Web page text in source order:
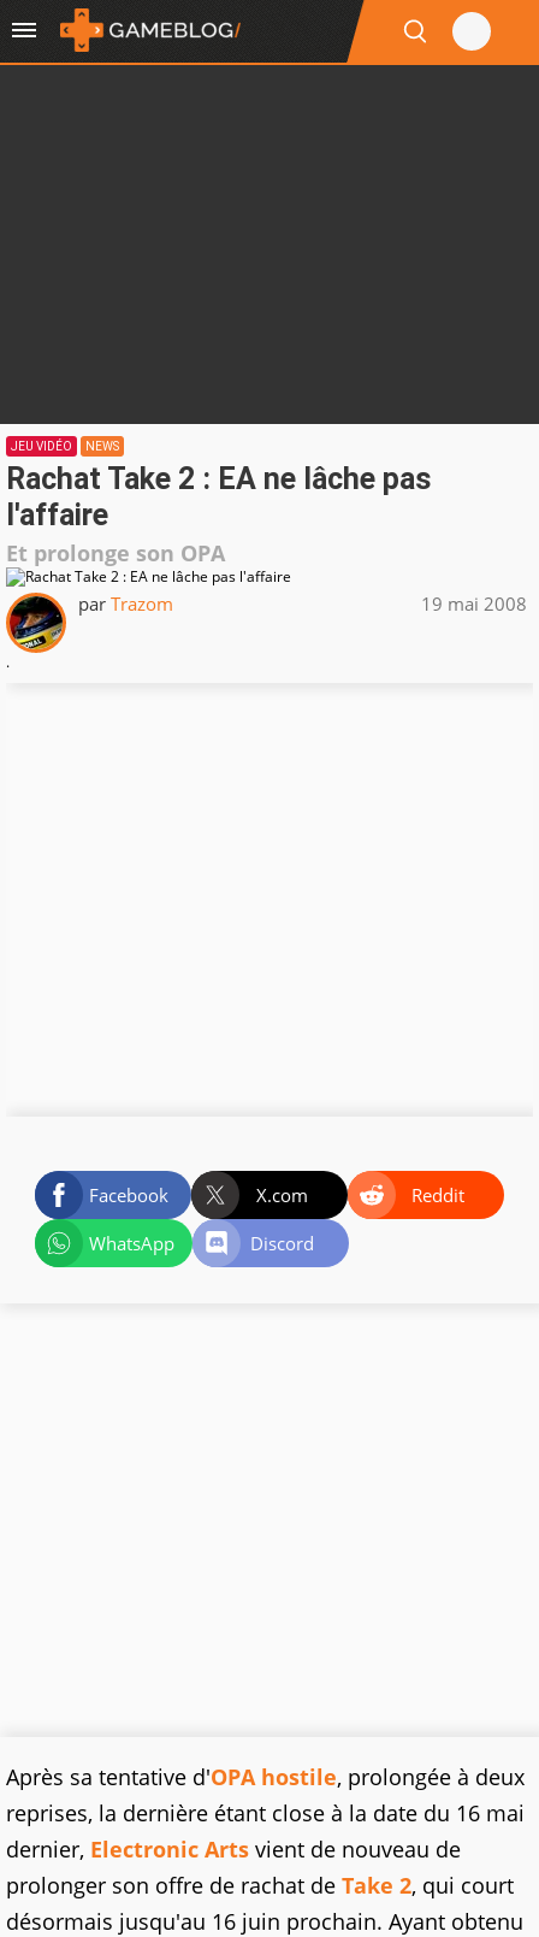
JEU VIDÉO NEWS
Rachat Take 2 : EA ne lâche pas
l'affaire
Et prolonge son OPA
par Trazom 19 mai 2008
.
Facebook X.com
Reddit
WhatsApp
Discord
Après sa tentative d'OPA hostile, prolongée à deux
reprises, la dernière étant close à la date du 16 mai
dernier, Electronic Arts vient de nouveau de
prolonger son offre de rachat de Take 2, qui court
désormais jusqu'au 16 juin prochain. Ayant obtenu